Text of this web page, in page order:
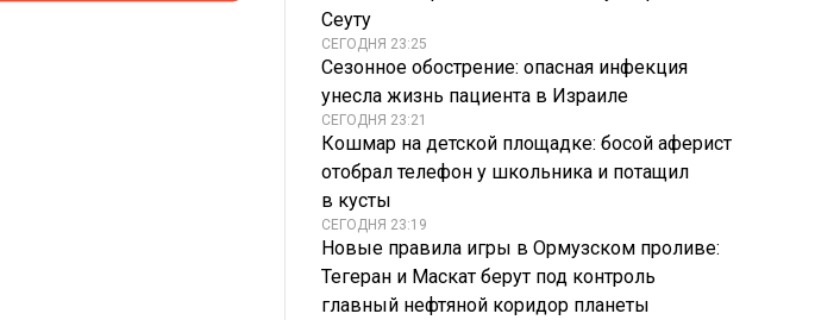
Сеуту
СЕГОДНЯ 23:25
Сезонное обострение: опасная инфекция
унесла жизнь пациента в Израиле
СЕГОДНЯ 23:21
Кошмар на детской площадке: босой аферист
отобрал телефон у школьника и потащил
в кусты
СЕГОДНЯ 23:19
Новые правила игры в Ормузском проливе:
Тегеран и Маскат берут под контроль
главный нефтяной коридор планеты